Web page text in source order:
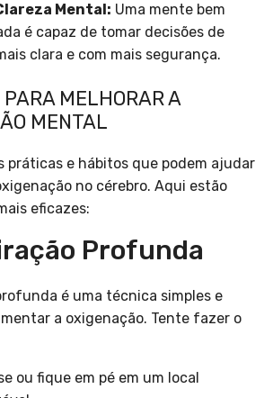
Mental: Uma mente bem
é capaz de tomar decisões de
clara e com mais segurança.
MELHORAR A
MENTAL
práticas e hábitos que podem ajudar
no cérebro. Aqui estão
eficazes:
Profunda
é uma técnica simples e
a oxigenação. Tente fazer o
ou fique em pé em um local